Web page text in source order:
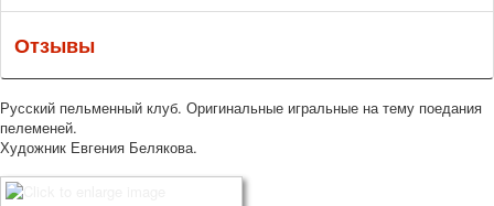
Отзывы
Русский пельменный клуб. Оригинальные игральные на тему поедания
пелеменей.
Художник Евгения Белякова.